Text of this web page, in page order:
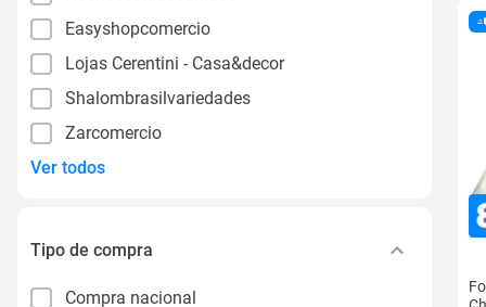
Easyshopcomercio
Lojas Cerentini - Casa&decor
Shalombrasilvariedades
Zarcomercio
Ver todos
Tipo de compra
Compra nacional